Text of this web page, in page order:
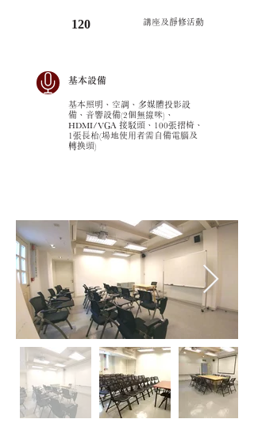
120 講座及靜修活動
基本設備
基本照明、空調、多媒體投影設
備、音響設備(2個無線咪)、
HDMI/VGA 接駁頭、100張摺椅、
1張長枱(場地使用者需自備電腦及
轉換頭)